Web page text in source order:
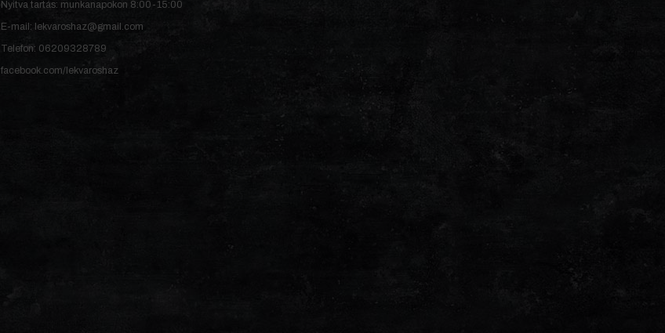
Nyitva tartás: munkanapokon 8:00-15:00
E-mail: lekvaroshaz@gmail.com
Telefon: 06209328789
facebook.com/lekvaroshaz